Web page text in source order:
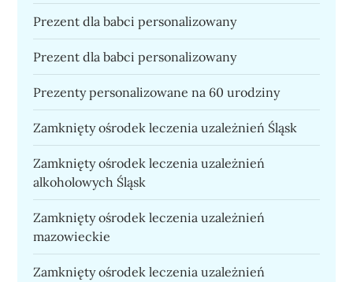
Prezent dla babci personalizowany
Prezent dla babci personalizowany
Prezenty personalizowane na 60 urodziny
Zamknięty ośrodek leczenia uzależnień Śląsk
Zamknięty ośrodek leczenia uzależnień
alkoholowych Śląsk
Zamknięty ośrodek leczenia uzależnień
mazowieckie
Zamknięty ośrodek leczenia uzależnień